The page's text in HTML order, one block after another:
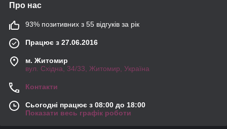
Про нас
93% позитивних з 55 відгуків за рік
Працює з 27.06.2016
м. Житомир
вул. Східна, 34/33, Житомир, Україна
Контакти
Сьогодні працює з 08:00 до 18:00
Показати весь графік роботи